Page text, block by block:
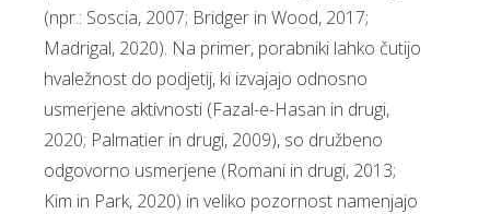
(npr.: Soscia, 2007; Bridger in Wood, 2017;
Madrigal, 2020). Na primer, porabniki lahko čutijo
hvaležnost do podjetij, ki izvajajo odnosno
usmerjene aktivnosti (Fazal-e-Hasan in drugi,
2020; Palmatier in drugi, 2009), so družbeno
odgovorno usmerjene (Romani in drugi, 2013;
Kim in Park, 2020) in veliko pozornost namenjajo